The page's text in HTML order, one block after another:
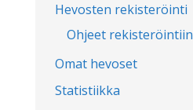
Hevosten rekisteröinti
Ohjeet rekisteröintiin
Omat hevoset
Statistiikka